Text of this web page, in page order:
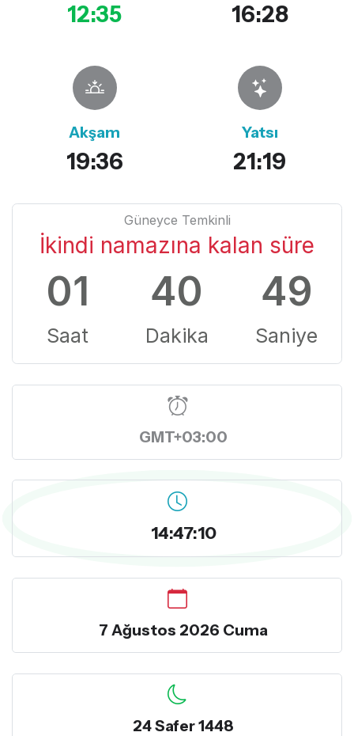
12:35 16:28
Akşam
19:36
Yatsı
21:19
Güneyce Temkinli
İkindi namazına kalan süre
01
Saat
40
Dakika
48
Saniye
GMT+03:00
14:47:11
7 Ağustos 2026 Cuma
24 Safer 1448